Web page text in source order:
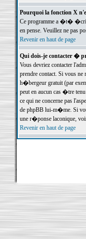
Pourquoi la fonction X
Ce programme a �t� �crit
en pense. Veuillez ne pas
Revenir en haut de page
Qui dois-je contacter �
Vous devriez contacter
prendre contact. Si vous
h�bergeur gratuit (par
peut en aucun cas �tre
ce qui ne concerne pas
de phpBB lui-m�me. Si
une r�ponse laconique,
Revenir en haut de page